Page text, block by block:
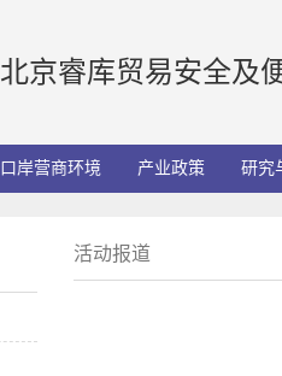
北京睿库贸易安全及
口岸营商环境 产业政策 研究
活动报道